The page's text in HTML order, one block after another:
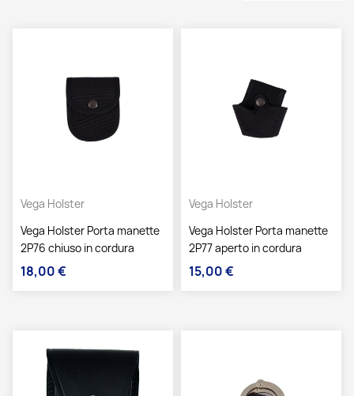
Vega Holster
Vega Holster Porta manette
2P76 chiuso in cordura
Prezzo
18,00 €
Vega Holster
Vega Holster Porta manette
2P77 aperto in cordura
Prezzo
15,00 €